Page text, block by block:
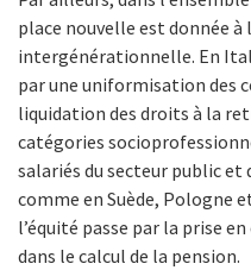
place nouvelle est donnée à
intergénérationnelle. En
par une uniformisation des
liquidation des droits à la
catégories
salariés du secteur public
comme en Suède, Pologne
l’équité passe par la prise
dans le calcul de la pension.